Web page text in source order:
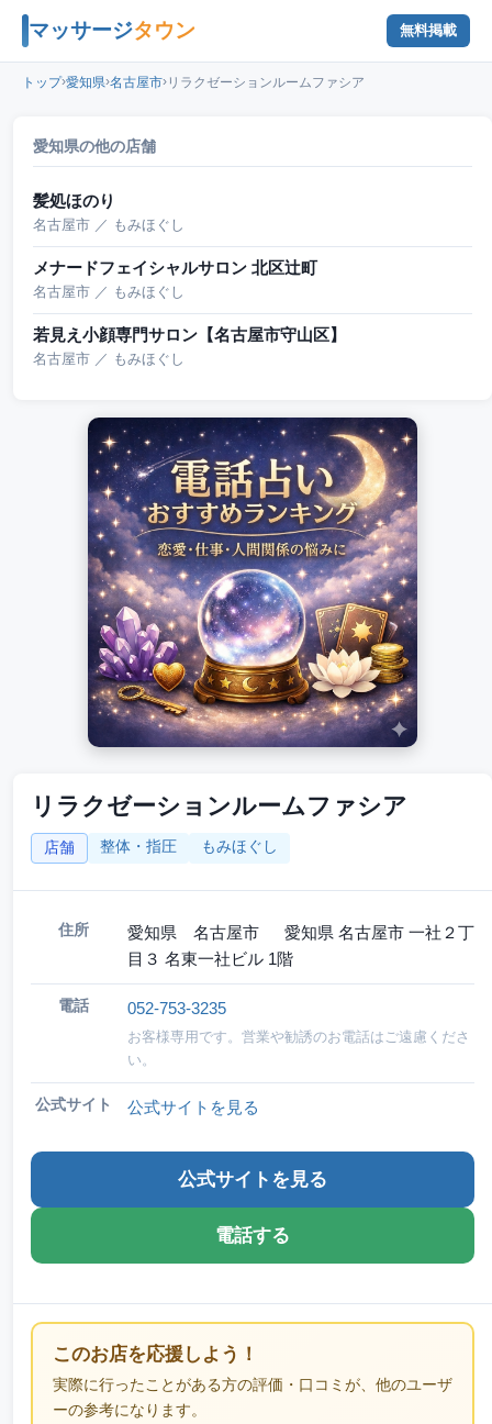
マッサージタウン 無料掲載
トップ›愛知県›名古屋市› リラクゼーションルームファシア
リラクゼーションルームファシア
店舗 整体・指圧 もみほぐし
住所
愛知県 名古屋市 愛知県 名古屋市 一社２丁
目３ 名東一社ビル 1階
電話 052-753-3235
お客様専用です。営業や勧誘のお電話はご遠慮くださ
い。
公式サイト 公式サイトを見る
公式サイトを見る
電話する
このお店を応援しよう！
実際に行ったことがある方の評価・口コミが、他のユーザ
ーの参考になります。
愛知県の他の店舗
髪処ほのり
名古屋市 ／ もみほぐし
メナードフェイシャルサロン 北区辻町
名古屋市 ／ もみほぐし
若見え小顔専門サロン【名古屋市守山区】
名古屋市 ／ もみほぐし